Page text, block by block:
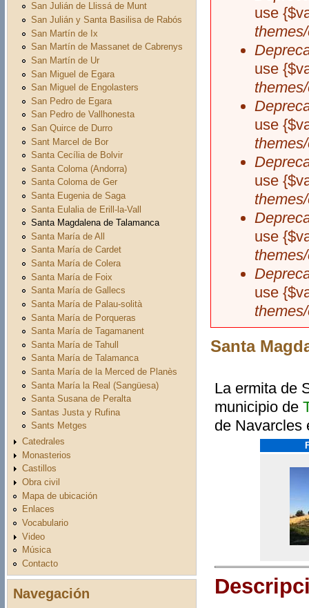
San Julián de Llissá de Munt
San Julián y Santa Basilisa de Rabós
San Martín de Ix
San Martín de Massanet de Cabrenys
San Martín de Ur
San Miguel de Egara
San Miguel de Engolasters
San Pedro de Egara
San Pedro de Vallhonesta
San Quirce de Durro
Sant Marcel de Bor
Santa Cecília de Bolvir
Santa Coloma (Andorra)
Santa Coloma de Ger
Santa Eugenia de Saga
Santa Eulalia de Erill-la-Vall
Santa Magdalena de Talamanca
Santa María de All
Santa María de Cardet
Santa María de Colera
Santa María de Foix
Santa María de Gallecs
Santa María de Palau-solità
Santa María de Porqueras
Santa María de Tagamanent
Santa María de Tahull
Santa María de Talamanca
Santa María de la Merced de Planès
Santa María la Real (Sangüesa)
Santa Susana de Peralta
Santas Justa y Rufina
Sants Metges
Catedrales
Monasterios
Castillos
Obra civil
Mapa de ubicación
Enlaces
Vocabulario
Video
Música
Contacto
Navegación
use
use
use
use
use
use
Santa
La ermita de
municipio de
de Navarcles